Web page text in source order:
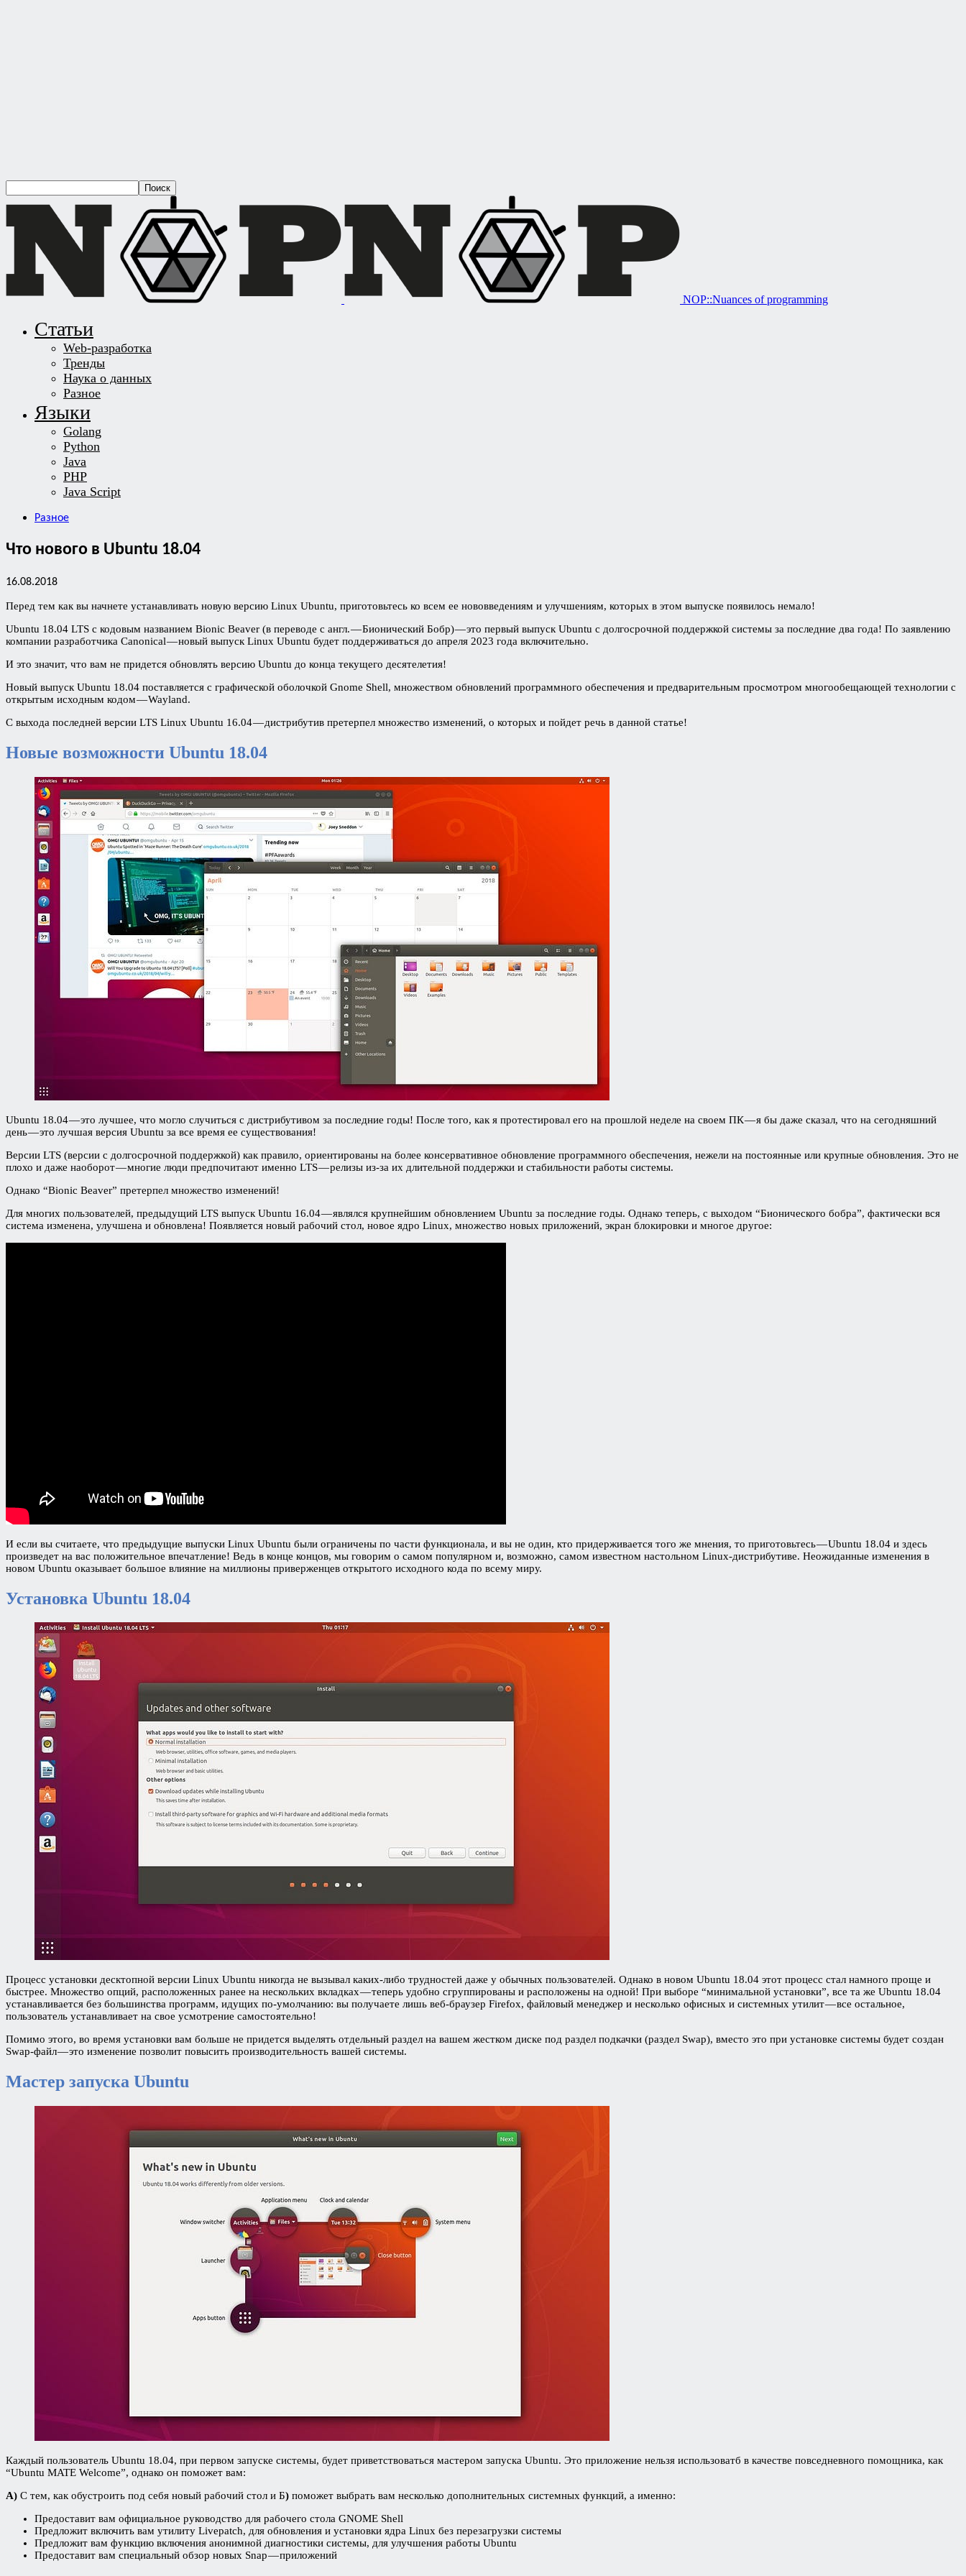
NOP::Nuances of programming
Статьи
Web-разработка
Тренды
Наука о данных
Разное
Языки
Golang
Python
Java
PHP
Java Script
Разное
Что нового в Ubuntu 18.04
16.08.2018
Перед тем как вы начнете устанавливать новую версию Linux Ubuntu, приготовьтесь ко всем ее нововведениям и улучшениям, которых в этом выпуске появилось немало!
Ubuntu 18.04 LTS с кодовым названием Bionic Beaver (в переводе с англ. — Бионический Бобр) — это первый выпуск Ubuntu с долгосрочной поддержкой системы за последние два года! По заявлению
компании разработчика Canonical — новый выпуск Linux Ubuntu будет поддерживаться до апреля 2023 года включительно.
И это значит, что вам не придется обновлять версию Ubuntu до конца текущего десятелетия!
Новый выпуск Ubuntu 18.04 поставляется с графической оболочкой Gnome Shell, множеством обновлений программного обеспечения и предварительным просмотром многообещающей технологии с
открытым исходным кодом — Wayland.
С выхода последней версии LTS Linux Ubuntu 16.04 — дистрибутив претерпел множество изменений, о которых и пойдет речь в данной статье!
Новые возможности Ubuntu 18.04
Ubuntu 18.04 — это лучшее, что могло случиться с дистрибутивом за последние годы! После того, как я протестировал его на прошлой неделе на своем ПК — я бы даже сказал, что на сегодняшний
день — это лучшая версия Ubuntu за все время ее существования!
Версии LTS (версии с долгосрочной поддержкой) как правило, ориентированы на более консервативное обновление программного обеспечения, нежели на постоянные или крупные обновления. Это не
плохо и даже наоборот — многие люди предпочитают именно LTS — релизы из-за их длительной поддержки и стабильности работы системы.
Однако “Bionic Beaver” претерпел множество изменений!
Для многих пользователей, предыдущий LTS выпуск Ubuntu 16.04 — являлся крупнейшим обновлением Ubuntu за последние годы. Однако теперь, с выходом “Бионического бобра”, фактически вся
система изменена, улучшена и обновлена! Появляется новый рабочий стол, новое ядро Linux, множество новых приложений, экран блокировки и многое другое:
И если вы считаете, что предыдущие выпуски Linux Ubuntu были ограничены по части функционала, и вы не один, кто придерживается того же мнения, то приготовьтесь — Ubuntu 18.04 и здесь
произведет на вас положительное впечатление! Ведь в конце концов, мы говорим о самом популярном и, возможно, самом известном настольном Linux-дистрибутиве. Неожиданные изменения в
новом Ubuntu оказывает большое влияние на миллионы приверженцев открытого исходного кода по всему миру.
Установка Ubuntu 18.04
Процесс установки десктопной версии Linux Ubuntu никогда не вызывал каких-либо трудностей даже у обычных пользователей. Однако в новом Ubuntu 18.04 этот процесс стал намного проще и
быстрее. Множество опций, расположенных ранее на нескольких вкладках — теперь удобно сгруппированы и расположены на одной! При выборе “минимальной установки”, все та же Ubuntu 18.04
устанавливается без большинства программ, идущих по-умолчанию: вы получаете лишь веб-браузер Firefox, файловый менеджер и несколько офисных и системных утилит — все остальное,
пользователь устанавливает на свое усмотрение самостоятельно!
Помимо этого, во время установки вам больше не придется выделять отдельный раздел на вашем жестком диске под раздел подкачки (раздел Swap), вместо это при установке системы будет создан
Swap-файл — это изменение позволит повысить производительность вашей системы.
Мастер запуска Ubuntu
Каждый пользователь Ubuntu 18.04, при первом запуске системы, будет приветствоваться мастером запуска Ubuntu. Это приложение нельзя использоватб в качестве повседневного помощника, как
“Ubuntu MATE Welcome”, однако он поможет вам:
А) С тем, как обустроить под себя новый рабочий стол и Б) поможет выбрать вам несколько дополнительных системных функций, а именно:
Предоставит вам официальное руководство для рабочего стола GNOME Shell
Предложит включить вам утилиту Livepatch, для обновления и установки ядра Linux без перезагрузки системы
Предложит вам функцию включения анонимной диагностики системы, для улучшения работы Ubuntu
Предоставит вам специальный обзор новых Snap — приложений